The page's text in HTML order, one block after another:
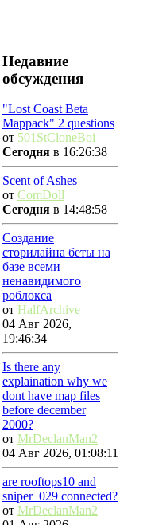
Недавние
обсуждения
"Lost Coast Beta
Mappack" 2 questions
от 501StCloneBoi
Сегодня в 16:26:38
Scent of Ashes
от ComDoll
Сегодня в 14:48:58
Создание
сторилайна беты на
базе всеми
ненавидимого
роблокса
от HalfArchive
04 Авг 2026,
19:46:34
Is there any
explaination why we
dont have map files
before december
2000?
от MrDeclanMan2
04 Авг 2026, 01:08:11
are rooftops10 and
sniper_029 connected?
от MrDeclanMan2